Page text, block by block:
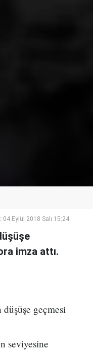
04 Eylül 2018 Salı 15:24
imza attı.
geçmesi
seviyesine